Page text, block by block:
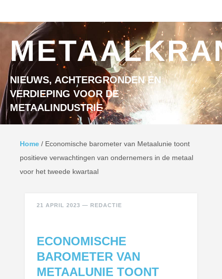
NIEUWS, ACHTERGRONDEN EN
VERDIEPING VOOR DE
METAALINDUSTRIE
Home / Economische barometer van Metaalunie toont
positieve verwachtingen van ondernemers in de metaal
voor het tweede kwartaal
21 APRIL 2023 — REDACTIE
ECONOMISCHE
BAROMETER VAN
METAALUNIE TOONT